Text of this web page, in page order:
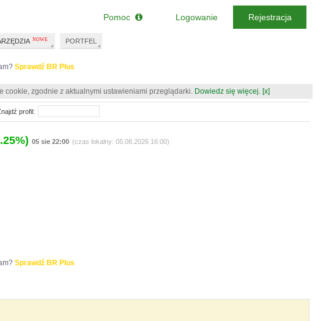
Sprawdź BR Plus
cookie, zgodnie z aktualnymi ustawieniami przeglądarki. Dowiedz się więcej. [x]
05 sie 22:00 (czas lokalny: 05.08.2026 16:00)
Sprawdź BR Plus
profil:
PORTFEL
Pomoc Logowanie Rejestracja